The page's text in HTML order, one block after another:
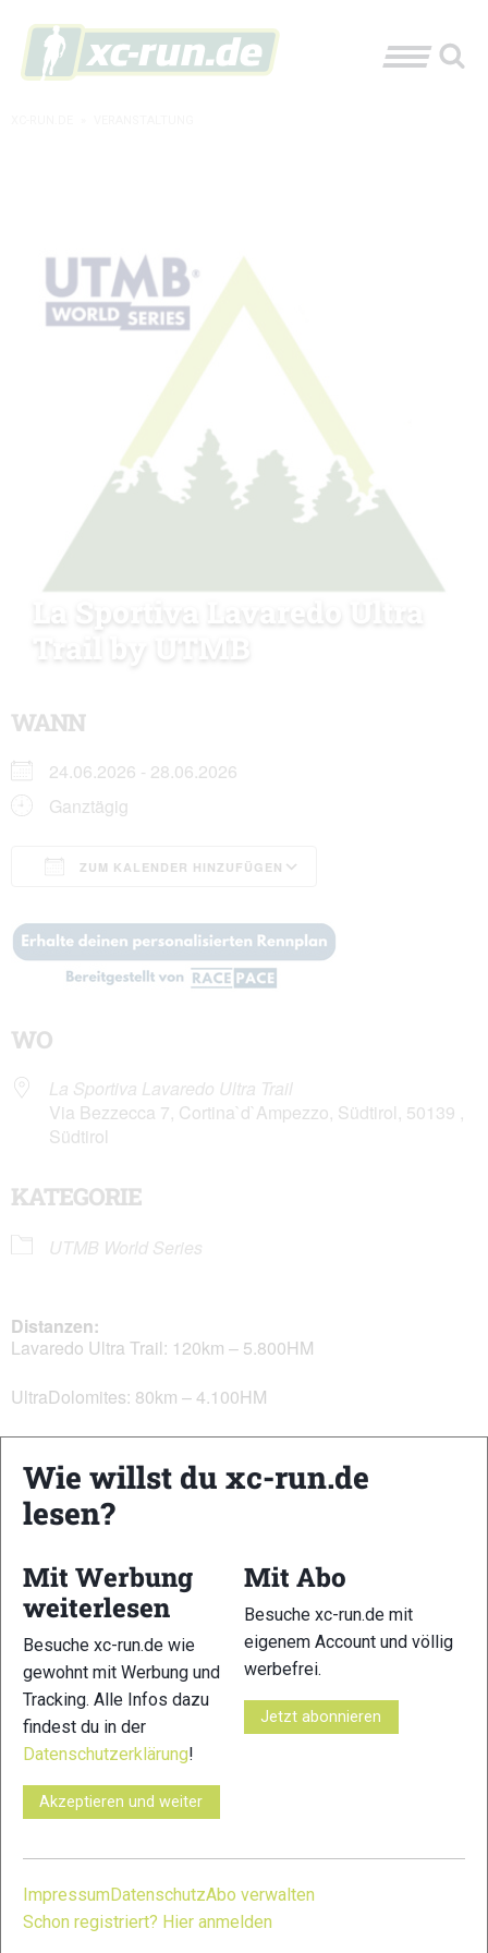
La Sportiva Lavaredo Ultra
Trail by UTMB
WANN
24.06.2026 - 28.06.2026
Ganztägig
ZUM KALENDER HINZUFÜGEN
WO
La Sportiva Lavaredo Ultra Trail
Via Bezzecca 7, Cortina`d`Ampezzo, Südtirol, 50139 ,
Südtirol
KATEGORIE
UTMB World Series
Distanzen:
Lavaredo Ultra Trail: 120km – 5.800HM
UltraDolomites: 80km – 4.100HM
Cortina Trail: 48km – 2.600HM
Cortina Skyrace: 20km – 1.000HM
https://www.ultratrail.it/it/
https://xc-
run.de/trailrunningteam/blogs/cortina-
trail-2021-einmal-hoelle-und-zurueck/
https://xc-run.de/aktuelles/news/top-
news/lavaredo-ultra-trail-2019-
freudentaumel-im-schatten-der-dolomiten/
https://xc-
ultratrail-2019-avevo-un-sogno/
https://xc-run.de/events/utmb-world-
Wie willst du xc-run.de
lesen?
Mit Werbung
weiterlesen
Besuche xc-run.de wie
gewohnt mit Werbung und
Tracking. Alle Infos dazu
findest du in der
Datenschutzerklärung!
Akzeptieren und weiter
Mit Abo
Besuche xc-run.de mit
eigenem Account und völlig
werbefrei.
Jetzt abonnieren
ImpressumDatenschutzAbo verwalten
Schon registriert? Hier anmelden